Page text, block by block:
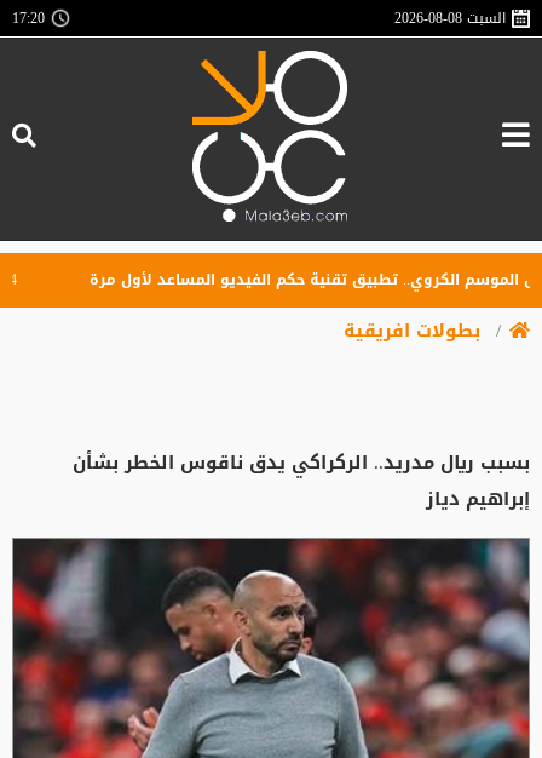
السبت2026-08-08
17:20
الكروي.. تطبيق تقنية حكم الفيديو المساعد لأول مرة
بطولات افريقية
بسبب ريال مدريد.. الركراكي يدق ناقوس الخطر بشأن
إبراهيم دياز